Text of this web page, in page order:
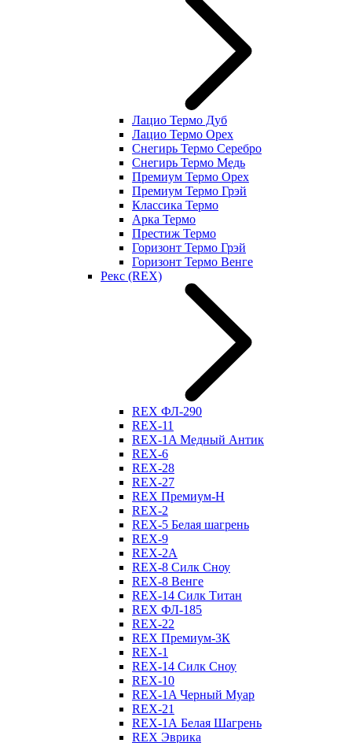
Лацио Термо Дуб
Лацио Термо Орех
Снегирь Термо Серебро
Снегирь Термо Медь
Премиум Термо Орех
Премиум Термо Грэй
Классика Термо
Арка Термо
Престиж Термо
Горизонт Термо Грэй
Горизонт Термо Венге
Рекс (REX)
REX ФЛ-290
REX-11
REX-1A Медный Антик
REX-6
REX-28
REX-27
REX Премиум-Н
REX-2
REX-5 Белая шагрень
REX-9
REX-2А
REX-8 Силк Сноу
REX-8 Венге
REX-14 Силк Титан
REX ФЛ-185
REX-22
REX Премиум-3К
REX-1
REX-14 Силк Сноу
REX-10
REX-1A Черный Муар
REX-21
REX-1А Белая Шагрень
REX Эврика